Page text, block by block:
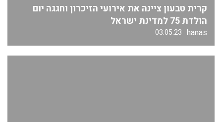
קרית טבעון ציינה את אירועי הזיכרון וחגגה יום
הולדת 75 למדינת ישראל
hanas
03.05.23